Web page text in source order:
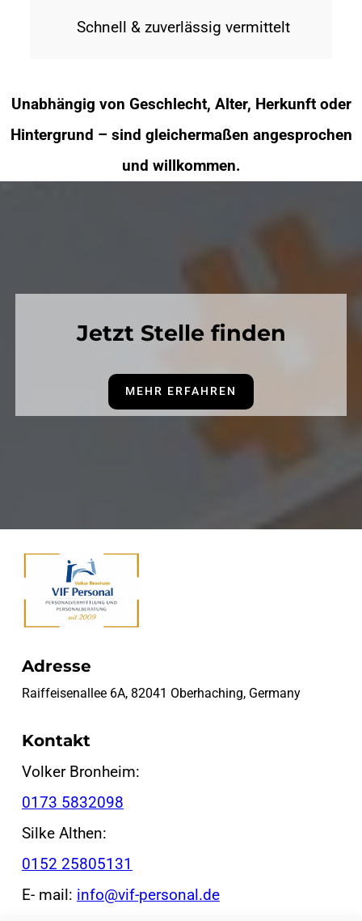
Schnell & zuverlässig vermittelt
Unabhängig von Geschlecht, Alter, Herkunft oder
Hintergrund – sind gleichermaßen angesprochen
und willkommen.
Jetzt Stelle finden
MEHR ERFAHREN
Adresse
Raiffeisenallee 6A, 82041 Oberhaching, Germany
Kontakt
Volker Bronheim:
0173 5832098
Silke Althen:
0152 25805131
E- mail: info@vif-personal.de